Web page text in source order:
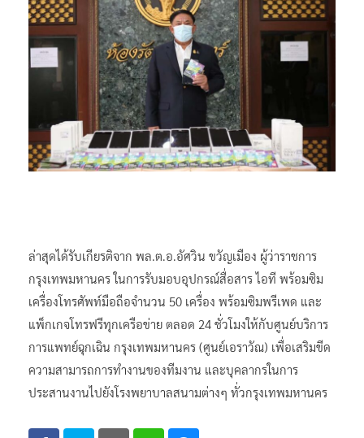
ล่าสุดได้รับเกียรติจาก พล.ต.อ.อัศวิน ขวัญเมือง ผู้ว่าราชการ​
กรุงเทพมหานคร ในการรับมอบอุปกรณ์สื่อสาร ไอที พร้อมซิม
เครื่องโทรศัพท์มือถือจำนวน 50 เครื่อง พร้อมซิมพรีเพด และ
แพ็กเกจโทรฟรีทุกเครือข่าย ตลอด 24 ชั่วโมงให้กับศูนย์บริการ
การแพทย์ฉุกเฉิน กรุงเทพมหานคร (ศูนย์เอราวัณ) เพื่อเสริมขีด
ความสามารถการทำงานของทีมงาน และบุคลากรในการ
ประสานงานไปยังโรงพยาบาลสนามต่างๆ ทั่วกรุงเทพมหานคร